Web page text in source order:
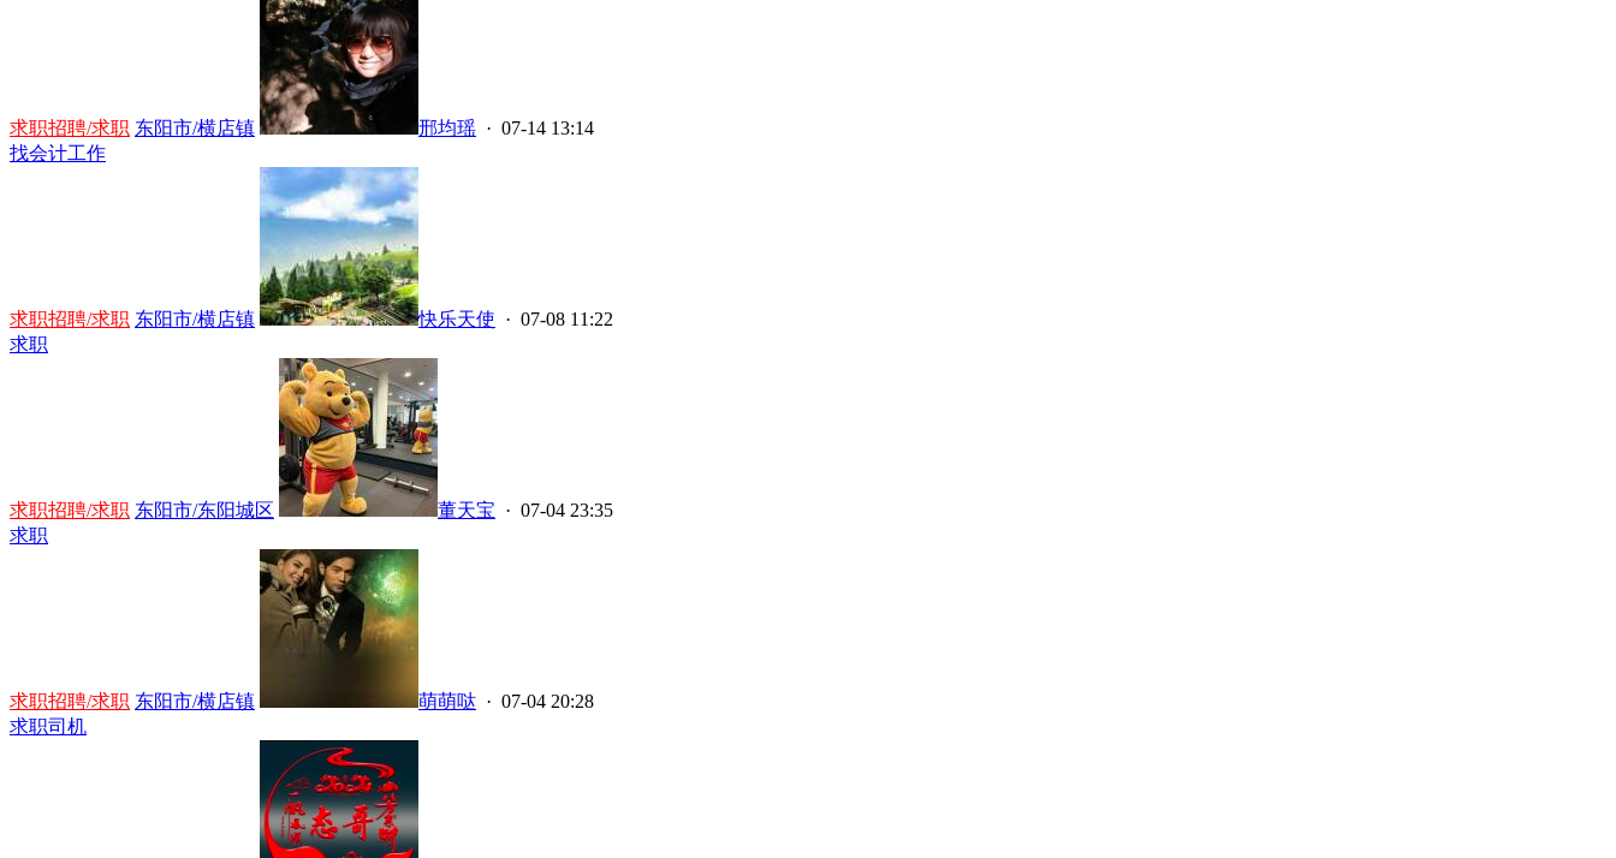
求职招聘/求职 东阳市/横店镇 邢均瑶 · 07-14 13:14
找会计工作
求职招聘/求职 东阳市/横店镇 快乐天使 · 07-08 11:22
求职
求职招聘/求职 东阳市/东阳城区 董天宝 · 07-04 23:35
求职
求职招聘/求职 东阳市/横店镇 萌萌哒 · 07-04 20:28
求职司机